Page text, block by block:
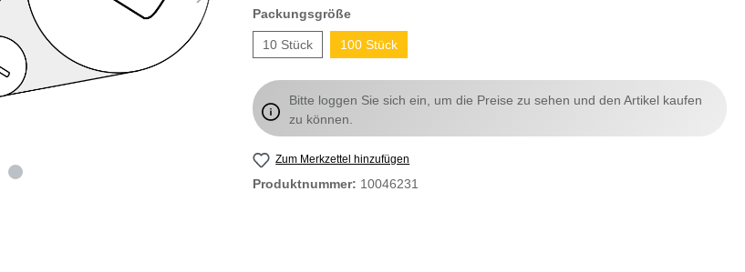
Packungsgröße
10 Stück 100 Stück
Bitte loggen Sie sich ein, um die Preise zu sehen und den Artikel kaufen
zu können.
Zum Merkzettel hinzufügen
Produktnummer: 10046231